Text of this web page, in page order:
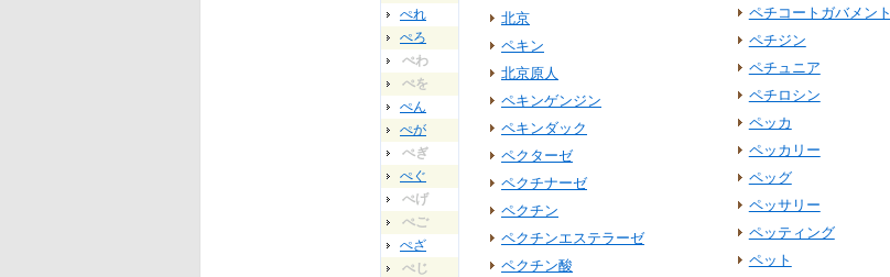
ぺれ
ぺろ
ぺわ
ぺを
ぺん
ぺが
ぺぎ
ぺぐ
ぺげ
ぺご
ぺざ
ぺじ
北京
ペキン
北京原人
ペキンゲンジン
ペキンダック
ペクターゼ
ペクチナーゼ
ペクチン
ペクチンエステラーゼ
ペクチン酸
ペチコートガバメント
ペチジン
ペチュニア
ペチロシン
ペッカ
ペッカリー
ペッグ
ペッサリー
ペッティング
ペット